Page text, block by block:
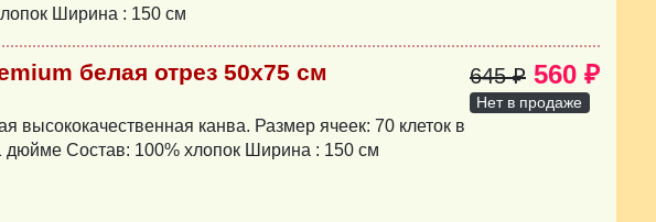
Ширина : 150 см
белая отрез 50х75 см
высококачественная канва. Размер ячеек: 70 клеток в
дюйме Состав: 100% хлопок Ширина : 150 см
645 ₽ 560 ₽
Нет в продаже